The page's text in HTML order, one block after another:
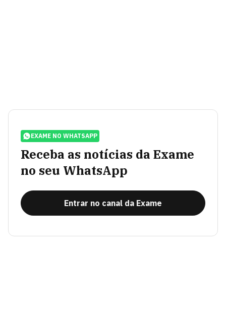
EXAME NO WHATSAPP
Receba as notícias da Exame
no seu WhatsApp
Entrar no canal da Exame